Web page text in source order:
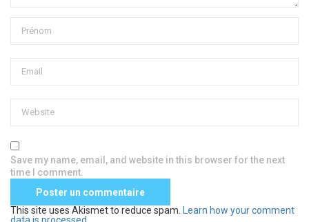
Save my name, email, and website in this browser for the next
time I comment.
This site uses Akismet to reduce spam.
Learn how your comment
data is processed